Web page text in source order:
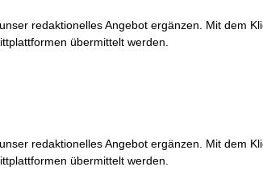
unser redaktionelles Angebot ergänzen. Mit dem
übermittelt werden.
unser redaktionelles Angebot ergänzen. Mit dem
übermittelt werden.